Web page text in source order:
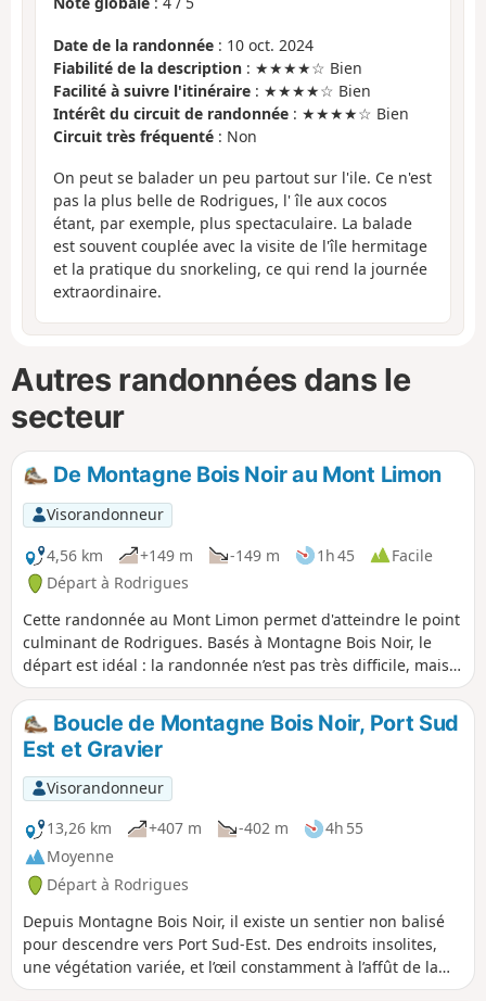
Date de la randonnée : 10 oct. 2024
Fiabilité de la description : ★★★★☆ Bien
Facilité à suivre l'itinéraire : ★★★★☆ Bien
Intérêt du circuit de randonnée : ★★★★☆ Bien
Circuit très fréquenté : Non
On peut se balader un peu partout sur l'ile. Ce n'est
pas la plus belle de Rodrigues, l' île aux cocos
étant, par exemple, plus spectaculaire. La balade
est souvent couplée avec la visite de l'île hermitage
et la pratique du snorkeling, ce qui rend la journée
extraordinaire.
Autres randonnées dans le
secteur
De Montagne Bois Noir au Mont Limon
Visorandonneur
4,56 km
+149 m -149 m 1h 45
Facile
Départ à Rodrigues
Cette randonnée au Mont Limon permet d'atteindre le point
culminant de Rodrigues. Basés à Montagne Bois Noir, le
départ est idéal : la randonnée n’est pas très difficile, mais
elle permet déjà de s’imprégner pleinement de
l’atmosphère rodriguaise. Ici, la vie s’écoule paisiblement :
le matin sans se presser, l’après-midi tout en douceur.La
nature est luxuriante et les animaux — vaches, biquettes,
cochons, poules et chiens — vivent presque en liberté,
donnant à l’île un charme authentique et rural.La table
d’hôtes du point de départ se situe à 280 mètres d’altitude,
non loin de Mont Lubin, un lieu stratégique de l’île. C’est ici
que se croisent tous les bus reliant les quatre coins de
Rodrigues.
Boucle de Montagne Bois Noir, Port Sud
Est et Gravier
Visorandonneur
13,26 km
+407 m -402 m
4h 55
Moyenne
Départ à Rodrigues
Depuis Montagne Bois Noir, il existe un sentier non balisé
pour descendre vers Port Sud-Est. Des endroits insolites,
une végétation variée, et l’œil constamment à l’affût de la
trace pour ne pas trop s’éloigner de notre destination. La